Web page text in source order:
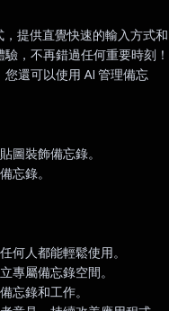
提供直覺快速的輸入方式和
，不再錯過任何重要時刻！
還可以使用 AI 管理備忘
圖裝飾備忘錄。
忘錄。
何人都能輕鬆使用。
專屬備忘錄空間。
忘錄和工作。